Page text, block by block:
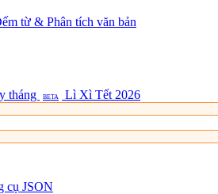
từ & Phân tích văn bản
tháng BETA Lì Xì Tết 2026
cụ JSON